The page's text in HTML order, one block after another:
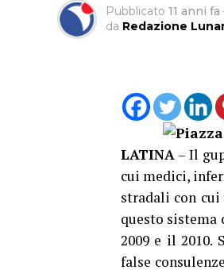
Pubblicato 11 anni fa
da Redazione
LATINA – Il
cui medici,
stradali con
questo
2009 e il 2010.
false